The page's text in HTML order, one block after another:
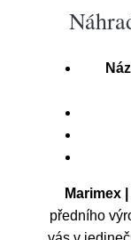
Marimex
předního